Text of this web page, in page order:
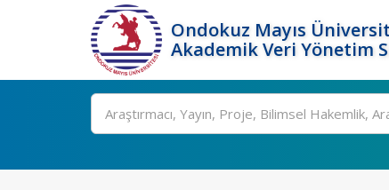
Ondokuz Mayıs
Akademik Veri Yönetim
Ara